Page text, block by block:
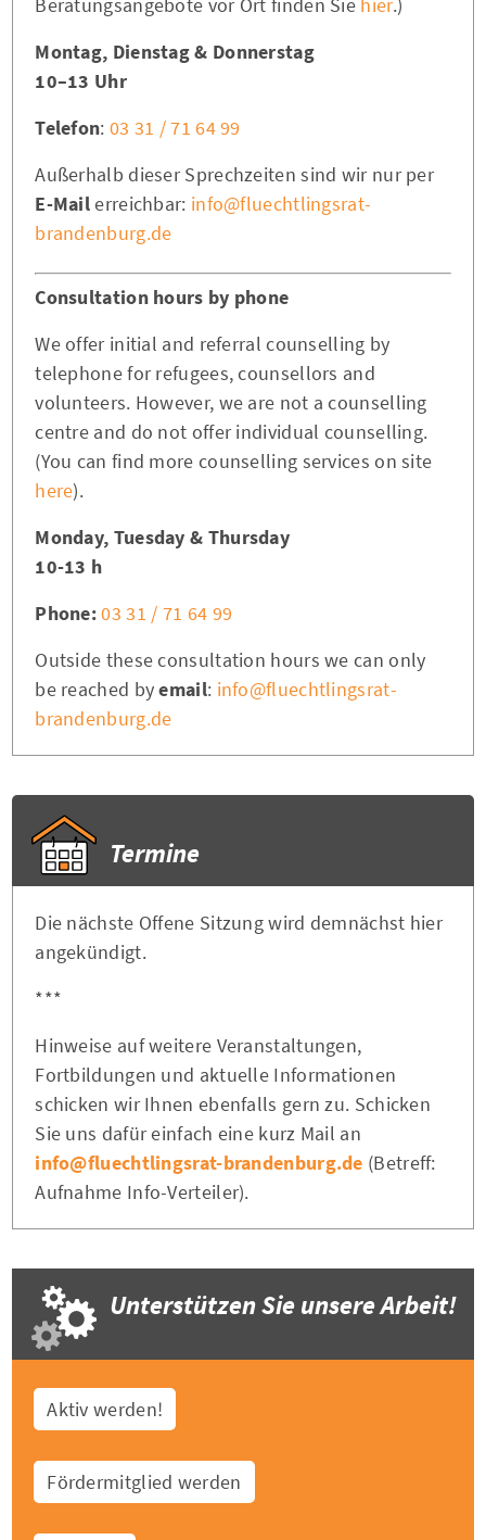
Montag, Dienstag & Donnerstag
10–13 Uhr
Telefon: 03 31 / 71 64 99
Außerhalb dieser Sprechzeiten sind wir nur per
E-Mailerreichbar: info@fluechtlingsrat-
brandenburg.de
Consultation hours by phone
We offer initial and referral counselling by
telephone for refugees, counsellors and
volunteers. However, we are not a counselling
centre and do not offer individual counselling.
(You can find more counselling services on site
here).
Monday, Tuesday & Thursday
10-13 h
Phone:03 31 / 71 64 99
Outside these consultation hours we can only
be reached byemail: info@fluechtlingsrat-
brandenburg.de
Termine
Die nächste Offene Sitzung wird demnächst hier
angekündigt.
***
Hinweise auf weitere Veranstaltungen,
Fortbildungen und aktuelle Informationen
schicken wir Ihnen ebenfalls gern zu. Schicken
Sie uns dafür einfach eine kurz Mail an
info@fluechtlingsrat-brandenburg.de (Betreff:
Aufnahme Info-Verteiler).
Unterstützen Sie unsere Arbeit!
Aktiv werden!
Fördermitglied werden